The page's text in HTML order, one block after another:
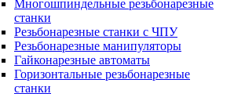
Многошпиндельные резьбонарезные
станки
Резьбонарезные станки с ЧПУ
Резьбонарезные манипуляторы
Гайконарезные автоматы
Горизонтальные резьбонарезные
станки